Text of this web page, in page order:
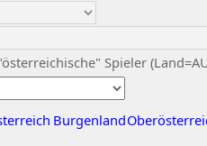
Spieler
Burgenland